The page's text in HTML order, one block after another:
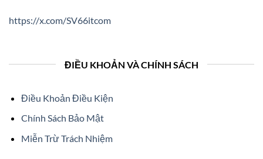
https://x.com/SV66itcom
ĐIỀU KHOẢN VÀ CHÍNH SÁCH
Điều Khoản Điều Kiện
Chính Sách Bảo Mật
Miễn Trừ Trách Nhiệm